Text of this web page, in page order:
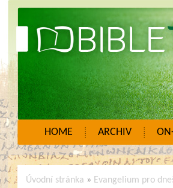
HOME ARCHIV
Úvodní stránka » Evangelium pro